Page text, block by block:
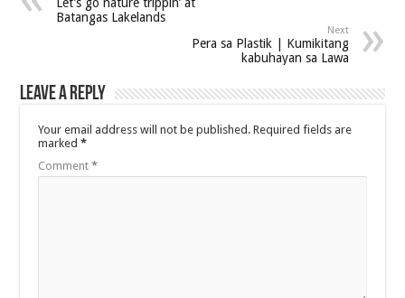
Batangas Lakelands
Next
Pera sa Plastik | Kumikitang
kabuhayan sa Lawa
Leave a Reply
Your email address will not be published. Required fields are
marked*
Comment*